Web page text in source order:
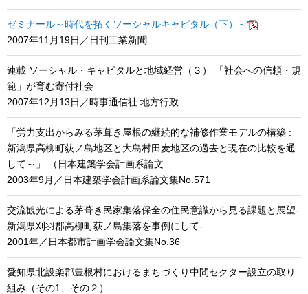
ゼミナール～時代を拓くソーシャルキャピタル（下）～
2007年11月19日／日刊工業新聞
連載 ソーシャル・キャピタルと地域経営（３） 「社会への信頼・規
範」が育む寄付社会
2007年12月13日／時事通信社 地方行政
「労力支出からみる茅葺き屋根の継続的な補修作業モデルの構築 :
新潟県高柳町荻ノ島地区と大島村田麦地区の過去と現在の比較を通
して～」 （日本建築学会計画系論文
2003年9月／日本建築学会計画系論文集No.571
交流観光による茅葺き民家集落保全の住民意識から見る課題と展望-
新潟県刈羽郡高柳町荻ノ島集落を事例にして-
2001年／日本都市計画学会論文集No.36
愛知県北設楽郡豊根村におけるまちづくり中間セクター設立の取り
組み（その1、その２）